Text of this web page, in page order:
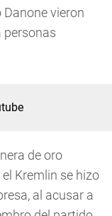
vieron
personas
de oro
Kremlin se hizo
al acusar a